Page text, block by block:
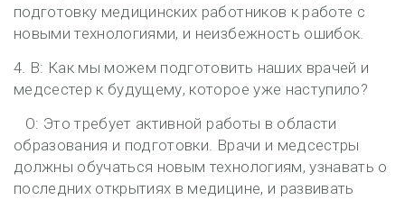
подготовку медицинских работников к работе с
новыми технологиями, и неизбежность ошибок.
4. В: Как мы можем подготовить наших врачей и
медсестер к будущему, которое уже наступило?
О: Это требует активной работы в области
образования и подготовки. Врачи и медсестры
должны обучаться новым технологиям, узнавать о
последних открытиях в медицине, и развивать